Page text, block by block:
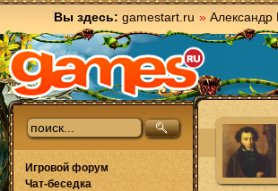
Вы здесь: gamestart.ru » Александр
Игровой форум
Чат-беседка